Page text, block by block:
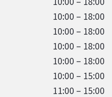
10:00 – 18:00
10:00 – 18:00
10:00 – 18:00
10:00 – 18:00
10:00 – 15:00
11:00 – 15:00